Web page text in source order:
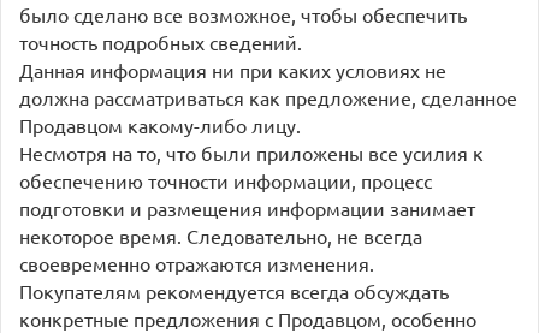
было сделано все возможное, чтобы обеспечить
точность подробных сведений.
Данная информация ни при каких условиях не
должна рассматриваться как предложение, сделанное
Продавцом какому-либо лицу.
Несмотря на то, что были приложены все усилия к
обеспечению точности информации, процесс
подготовки и размещения информации занимает
некоторое время. Следовательно, не всегда
своевременно отражаются изменения.
Покупателям рекомендуется всегда обсуждать
конкретные предложения с Продавцом, особенно